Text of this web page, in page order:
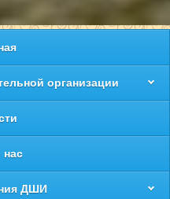
организации
ДШИ